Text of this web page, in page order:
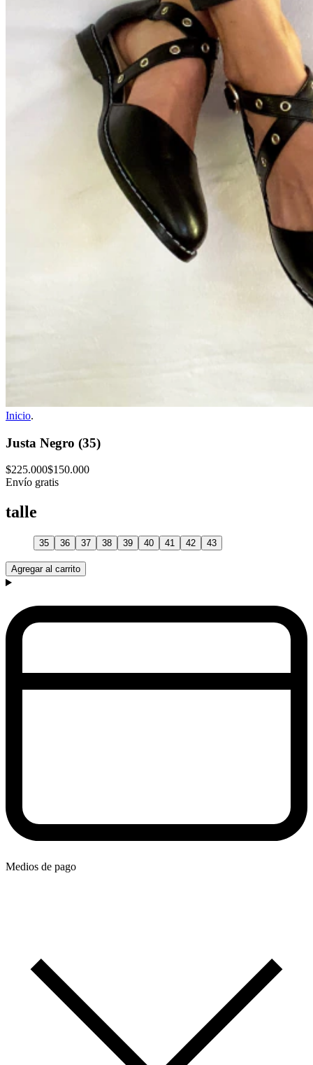
Inicio.
Justa Negro (35)
$225.000$150.000
Envío gratis
talle
35 36 37 38 39 40 41 42 43
Agregar al carrito
Medios de pago